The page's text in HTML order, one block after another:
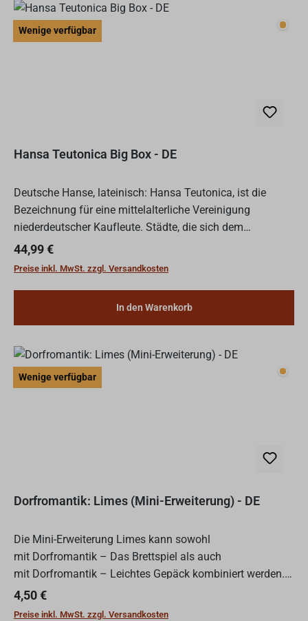
Wenige verfügbar
Hansa Teutonica Big Box - DE
Deutsche Hanse, lateinisch: Hansa Teutonica, ist die
Bezeichnung für eine mittelalterliche Vereinigung
niederdeutscher Kaufleute. Städte, die sich dem
Kaufmanns- und Städtebund der Hanse anschlossen,
bezeichnet man al...
Regulärer Preis:
44,99 €
Preise inkl. MwSt. zzgl. Versandkosten
In den Warenkorb
Wenige verfügbar
Dorfromantik: Limes (Mini-Erweiterung) - DE
Die Mini-Erweiterung Limes kann sowohl
mit Dorfromantik – Das Brettspiel als auch
mit Dorfromantik – Leichtes Gepäck kombiniert werden.
Sie ist in Zusammenarbeit mit dem LVR-Amt für
Bodendenkmalpflege im Rheinland und...
Regulärer Preis:
4,50 €
Preise inkl. MwSt. zzgl. Versandkosten